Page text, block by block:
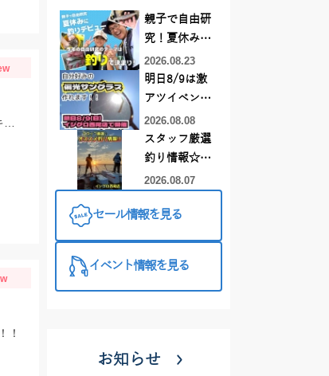
！
親子で自由研
究！夏休みに
釣りデビュー
2026.08.23
明日8/9は激
アツイベント
日！！！～オ
ーダー偏光グ
ラス受注会～
2026.08.08
スタッフ厳選
釣り情報☆彡
連休は何釣り
♪【イシグロ
2026.08.07
セール情報を見る
イベント情報を見る
お知らせ